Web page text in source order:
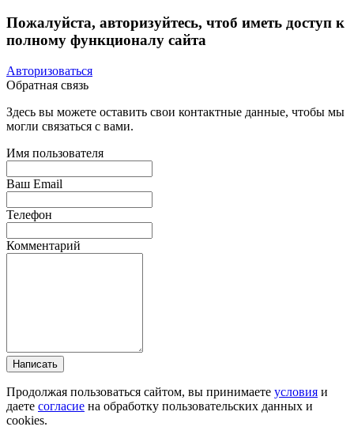
Пожалуйста, авторизуйтесь, чтоб иметь доступ к
полному функционалу сайта
Авторизоваться
Обратная связь
Здесь вы можете оставить свои контактные данные, чтобы мы
могли связаться с вами.
Имя пользователя
Ваш Email
Телефон
Комментарий
Написать
Продолжая пользоваться сайтом, вы принимаете условия и
даете согласие на обработку пользовательских данных и
cookies.